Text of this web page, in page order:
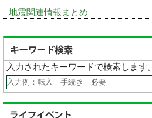
地震関連情報まとめ
入力されたキーワードで検索します。